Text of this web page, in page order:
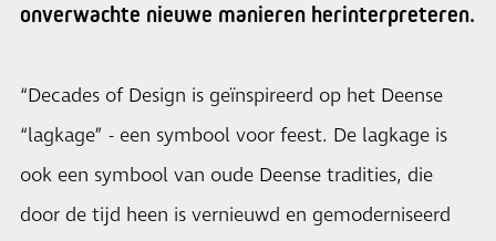
onverwachte nieuwe manieren herinterpreteren.
“Decades of Design is geïnspireerd op het Deense
“lagkage” - een symbool voor feest. De lagkage is
ook een symbool van oude Deense tradities, die
door de tijd heen is vernieuwd en gemoderniseerd